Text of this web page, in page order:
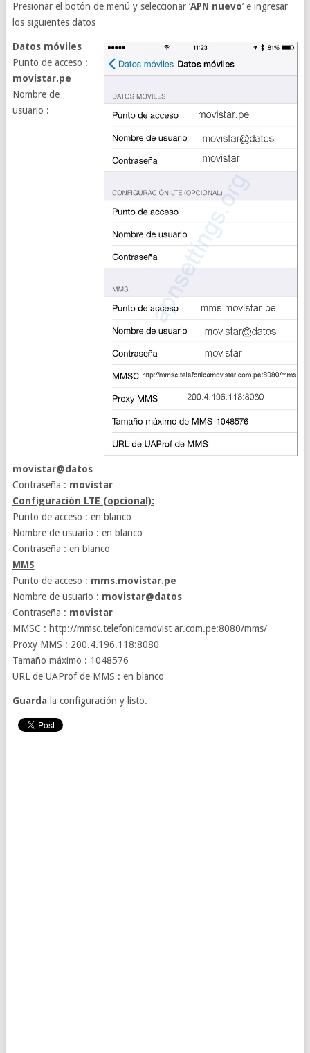
Presionar el botón de menú y seleccionar ‘APN nuevo’ e ingresar
los siguientes datos
Datos móviles
Punto de acceso :
movistar.pe
Nombre de
usuario :
movistar@datos
Contraseña : movistar
Configuración LTE (opcional):
Punto de acceso : en blanco
Nombre de usuario : en blanco
Contraseña : en blanco
MMS
Punto de acceso : mms.movistar.pe
Nombre de usuario : movistar@datos
Contraseña : movistar
MMSC : http://mmsc.telefonicamovist ar.com.pe:8080/mms/
Proxy MMS : 200.4.196.118:8080
Tamaño máximo : 1048576
URL de UAProf de MMS : en blanco
Guarda la configuración y listo.